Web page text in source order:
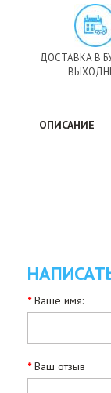
ДОСТАВКА В
ОПИСАНИЕ
Ваше имя:
Ваш отзыв